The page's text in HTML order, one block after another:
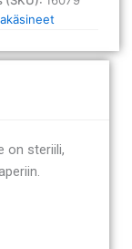
on steriili,